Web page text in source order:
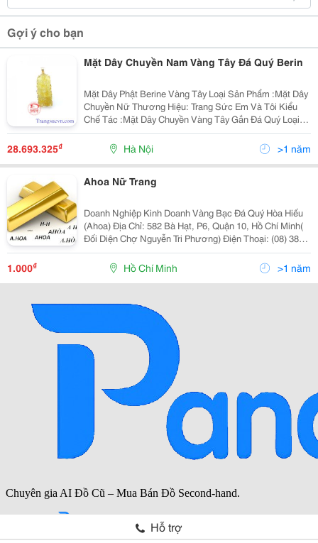
Gợi ý cho bạn
Mặt Dây Chuyền Nam Vàng Tây Đá Quý Berin
Mặt Dây Phật Berine Vàng Tây Loại Sản Phẩm :Mặt Dây
Chuyền Nữ Thương Hiệu: Trang Sức Em Và Tôi Kiểu
Chế Tác :Mặt Dây Chuyền Vàng Tây Gắn Đá Quý Loại
Vàng Tây : 10K (41,6% Au ) Trọng Lượng Vàng : 0,986
Chỉ Tên Đá Quý : Natural Berine ( Đá Berine Thiên...
28.693.325₫ Hà Nội >1 năm
Ahoa Nữ Trang
Doanh Nghiệp Kinh Doanh Vàng Bạc Đá Quý Hòa Hiếu
(Ahoa) Địa Chỉ: 582 Bà Hạt, P6, Quận 10, Hồ Chí Minh(
Đối Diện Chợ Nguyễn Tri Phương) Điện Thoại: (08) 3853
4073 &Ndash; (08) 38532511 Bông Tai Nhẫn Nam Nhẫn
Nữ Vòng Tay Dây Chu
1.000₫ Hồ Chí Minh >1 năm
Hỗ trợ